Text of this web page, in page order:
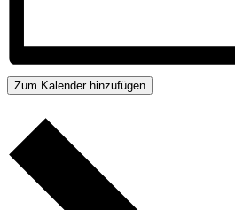
Zum Kalender hinzufügen